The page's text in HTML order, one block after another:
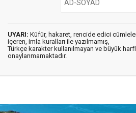
UYARI: Küfür, hakaret, rencide edici
içeren, imla kuralları ile yazılmamış,
Türkçe karakter kullanılmayan ve büyük
onaylanmamaktadır.